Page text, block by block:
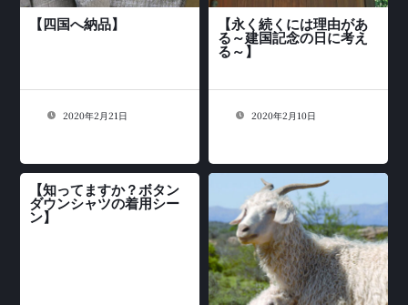
【四国へ納品】
2020年2月21日
【永く続くには理由があ
る～建国記念の日に考え
る～】
2020年2月10日
【知ってますか？ボタン
ダウンシャツの着用シー
ン】